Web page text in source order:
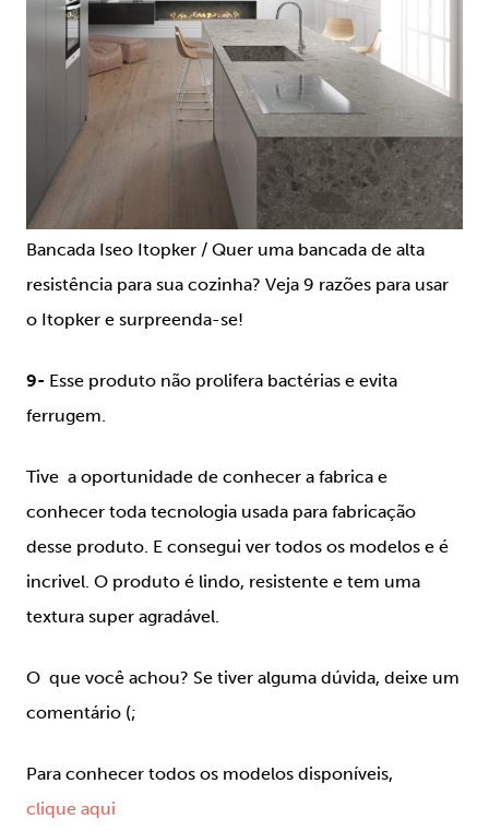
Bancada Iseo Itopker / Quer uma bancada de alta
resistência para sua cozinha? Veja 9 razões para usar
o Itopker e surpreenda-se!
9- Esse produto não prolifera bactérias e evita
ferrugem.
Tive a oportunidade de conhecer a fabrica e
conhecer toda tecnologia usada para fabricação
desse produto. E consegui ver todos os modelos e é
incrivel. O produto é lindo, resistente e tem uma
textura super agradável.
O que você achou? Se tiver alguma dúvida, deixe um
comentário (;
Para conhecer todos os modelos disponíveis,
clique aqui